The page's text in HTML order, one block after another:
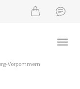
Vorpommern